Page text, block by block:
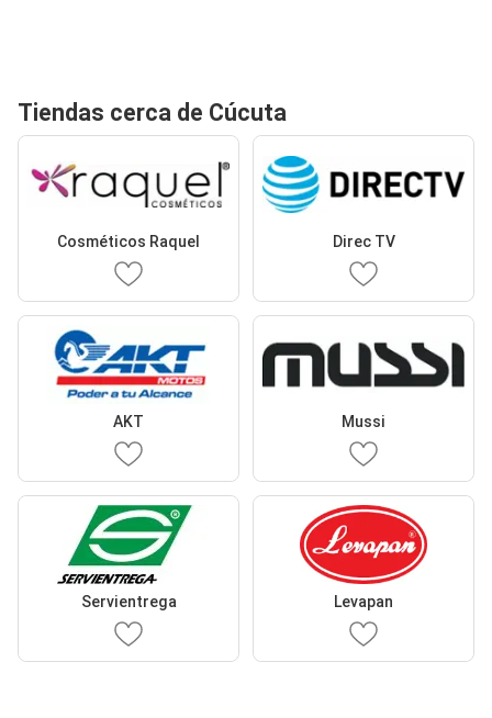
Tiendas cerca de Cúcuta
Cosméticos Raquel Direc TV
AKT Mussi
Servientrega Levapan